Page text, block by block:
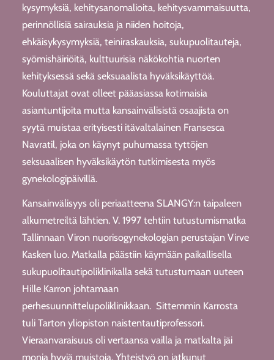
kysymyksiä, kehitysanomalioita, kehitysvammaisuutta,
perinnöllisiä sairauksia ja niiden hoitoja,
ehkäisykysymyksiä, teiniraskauksia, sukupuolitauteja,
syömishäiriöitä, kulttuurisia näkökohtia nuorten
kehityksessä sekä seksuaalista hyväksikäyttöä.
Kouluttajat ovat olleet pääasiassa kotimaisia
asiantuntijoita mutta kansainvälisistä osaajista on
syytä muistaa erityisesti itävaltalainen Fransesca
Navratil, joka on käynyt puhumassa tyttöjen
seksuaalisen hyväksikäytön tutkimisesta myös
gynekologipäivillä.
Kansainvälisyys oli periaatteena SLANGY:n taipaleen
alkumetreiltä lähtien. V. 1997 tehtiin tutustumismatka
Tallinnaan Viron nuorisogynekologian perustajan Virve
Kasken luo. Matkalla päästiin käymään paikallisella
sukupuolitautipoliklinikalla sekä tutustumaan uuteen
Hille Karron johtamaan
perhesuunnittelupoliklinikkaan. Sittemmin Karrosta
tuli Tarton yliopiston naistentautiprofessori.
Vieraanvaraisuus oli vertaansa vailla ja matkalta jäi
monia hyviä muistoja. Yhteistyö on jatkunut